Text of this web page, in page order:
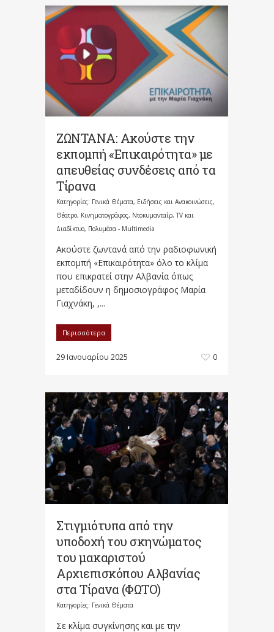
ΖΩΝΤΑΝΑ: Ακούστε την
εκπομπή «Επικαιρότητα» με
απευθείας συνδέσεις από τα
Τίρανα
Κατηγορίες: Γενικά Θέματα, Ειδήσεις και Ανακοινώσεις,
Θέατρο, Κινηματογράφος, Ντοκυμανταίρ, TV και
Διαδίκτυο, Πολυμέσα - Multimedia
Ακούστε ζωντανά από την ραδιοφωνική
εκπομπή «Επικαιρότητα» όλο το κλίμα
που επικρατεί στην Αλβανία όπως
μεταδίδουν η δημοσιογράφος Μαρία
Γιαχνάκη, ,...
Περισσότερα
29 Ιανουαρίου 2025 0
Στιγμιότυπα από την
υποδοχή του σκηνώματος
του μακαριστού
Αρχιεπισκόπου Αλβανίας
στα Τίρανα (ΦΩΤΟ)
Κατηγορίες: Γενικά Θέματα
Σε κλίμα συγκίνησης και με την